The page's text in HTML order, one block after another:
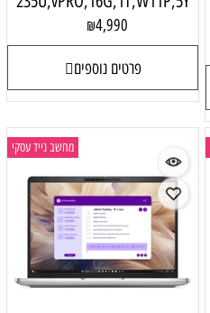
₪4,990
פרטים נוספים
מחשב נייד עסקי